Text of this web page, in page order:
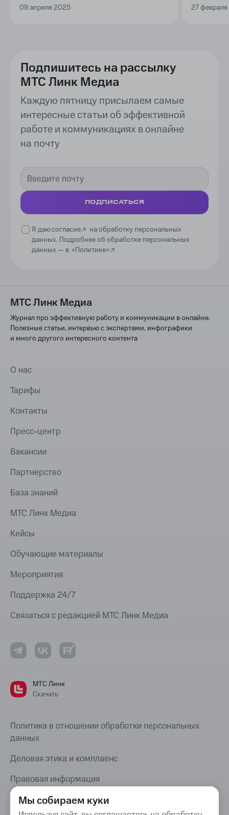
Мы собираем куки
09 апреля 2025 27
Подпишитесь на рассылку
МТС Линк Медиа
Каждую пятницу присылаем самые
интересные статьи об эффективной
работе и коммуникациях в онлайне
на почту
ПОДПИСАТЬСЯ
Я даюсогласие
на обработку персональных
данных. Подробнее об обработке персональных
данных — в «Политике»
МТС Линк Медиа
Журнал про эффективную работу и коммуникации в онлайне.
Полезные статьи, интервью с экспертами, инфографики
и много другого интересного контента
О нас
Тарифы
Контакты
Пресс-центр
Вакансии
Партнерство
База знаний
МТС Линк Медиа
Кейсы
Обучающие материалы
Мероприятия
Поддержка 24/7
Связаться с редакцией МТС Линк Медиа
МТС Линк
Скачать
Политика в отношении обработки персональных
данных
Деловая этика и комплаенс
Правовая информация
Карта сайта